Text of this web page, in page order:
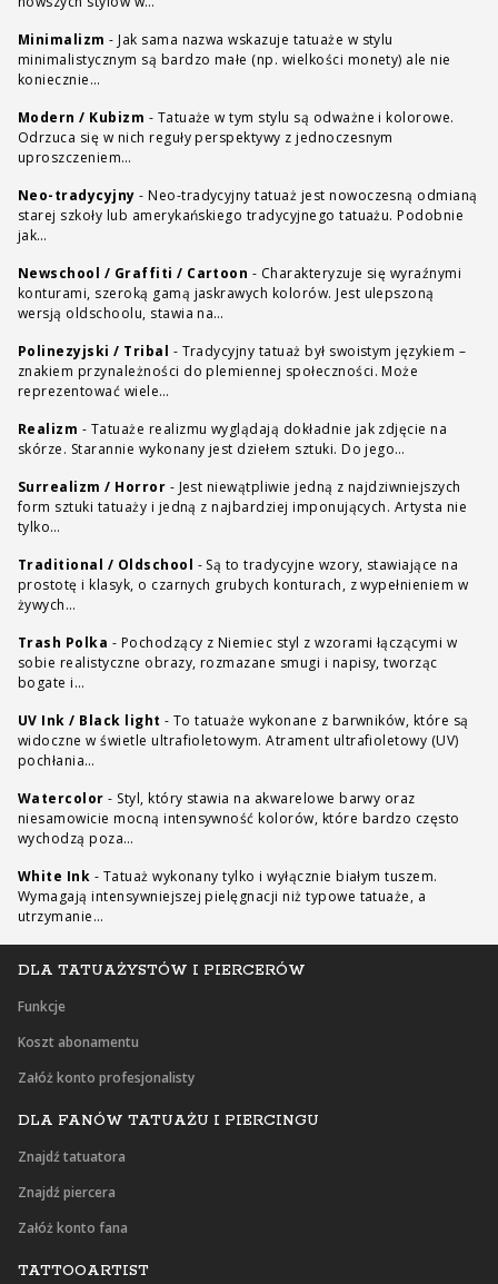
DLA TATUAŻYSTÓW I PIERCERÓW
Funkcje
Koszt abonamentu
Załóż konto profesjonalisty
DLA FANÓW TATUAŻU I PIERCINGU
Znajdź tatuatora
Znajdź piercera
Załóż konto fana
TATTOOARTIST
Minimalizm - Jak sama nazwa wskazuje tatuaże w stylu
minimalistycznym są bardzo małe (np. wielkości monety) ale nie
koniecznie…
Modern / Kubizm - Tatuaże w tym stylu są odważne i kolorowe.
Odrzuca się w nich reguły perspektywy z jednoczesnym
uproszczeniem…
Neo-tradycyjny - Neo-tradycyjny tatuaż jest nowoczesną odmianą
starej szkoły lub amerykańskiego tradycyjnego tatuażu. Podobnie
jak…
Newschool / Graffiti / Cartoon - Charakteryzuje się wyraźnymi
konturami, szeroką gamą jaskrawych kolorów. Jest ulepszoną
wersją oldschoolu, stawia na…
Polinezyjski / Tribal - Tradycyjny tatuaż był swoistym językiem –
znakiem przynależności do plemiennej społeczności. Może
reprezentować wiele…
Realizm - Tatuaże realizmu wyglądają dokładnie jak zdjęcie na
skórze. Starannie wykonany jest dziełem sztuki. Do jego…
Surrealizm / Horror - Jest niewątpliwie jedną z najdziwniejszych
form sztuki tatuaży i jedną z najbardziej imponujących. Artysta nie
tylko…
Traditional / Oldschool - Są to tradycyjne wzory, stawiające na
prostotę i klasyk, o czarnych grubych konturach, z wypełnieniem w
żywych…
Trash Polka - Pochodzący z Niemiec styl z wzorami łączącymi w
sobie realistyczne obrazy, rozmazane smugi i napisy, tworząc
bogate i…
UV Ink / Black light - To tatuaże wykonane z barwników, które są
widoczne w świetle ultrafioletowym. Atrament ultrafioletowy (UV)
pochłania…
Watercolor - Styl, który stawia na akwarelowe barwy oraz
niesamowicie mocną intensywność kolorów, które bardzo często
wychodzą poza…
White Ink - Tatuaż wykonany tylko i wyłącznie białym tuszem.
Wymagają intensywniejszej pielęgnacji niż typowe tatuaże, a
utrzymanie…